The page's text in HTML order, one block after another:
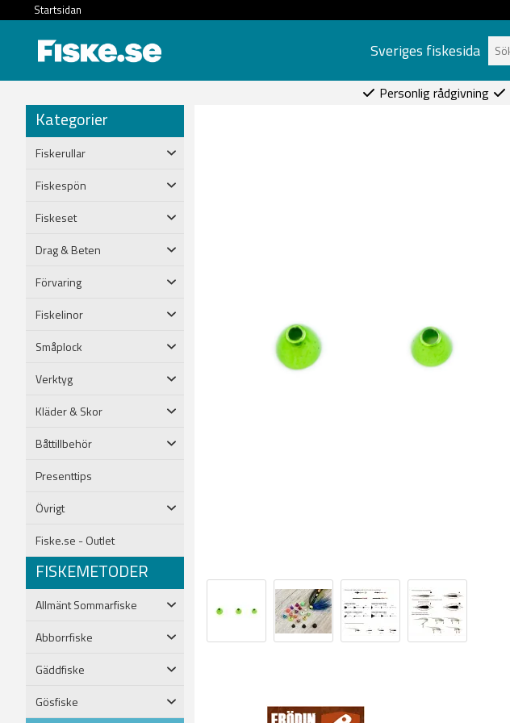
Startsidan
Sveriges fiskesida
Personlig rådgivning
Kategorier
Fiskerullar
Fiskespön
Fiskeset
Drag & Beten
Förvaring
Fiskelinor
Småplock
Verktyg
Kläder & Skor
Båttillbehör
Presenttips
Övrigt
Fiske.se - Outlet
FISKEMETODER
Allmänt Sommarfiske
Abborrfiske
Gäddfiske
Gösfiske